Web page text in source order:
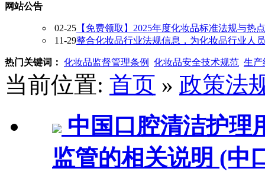
网站公告
02-25 【免费领取】2025年度化妆品标准法规与热
11-29整合化妆品行业法规信息，为化妆品行业人
热门关键词： 化妆品监督管理条例 化妆品安全技术规范 生产
当前位置: 首页 » 政策法
中国口腔清洁护理
监管的相关说明 (中